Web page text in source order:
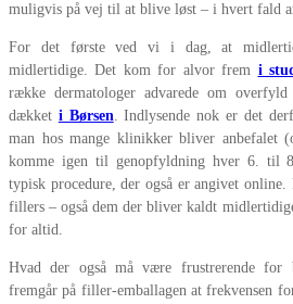
muligvis på vej til at blive løst – i hvert fald
For det første ved vi i dag, at
midlertidige. Det kom for alvor frem i
række dermatologer advarede om
dækket i Børsen. Indlysende nok er det
man hos mange klinikker bliver anbefalet
komme igen til genopfyldning hver 6. til
typisk procedure, der også er angivet
fillers – også dem der bliver kaldt
for altid.
Hvad der også må være frustrerende for
fremgår på filler-emballagen at frekvensen